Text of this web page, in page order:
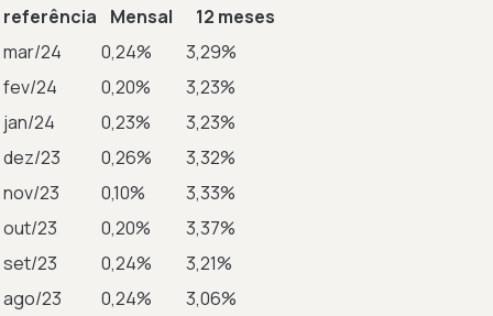
referência
Mensal
12 meses
mar/24
0,24%
3,29%
fev/24
0,20%
3,23%
jan/24
0,23%
3,23%
dez/23
0,26%
3,32%
nov/23
0,10%
3,33%
out/23
0,20%
3,37%
set/23
0,24%
3,21%
ago/23
0,24%
3,06%